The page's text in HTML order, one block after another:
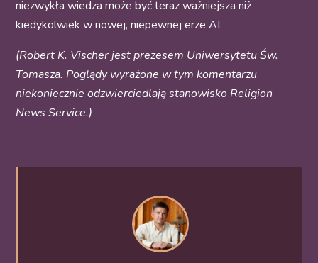
niezwykła wiedza może być teraz ważniejsza niż
kiedykolwiek w nowej, niepewnej erze AI.
(Robert K. Vischer jest prezesem Uniwersytetu Św.
Tomasza. Poglądy wyrażone w tym komentarzu
niekoniecznie odzwierciedlają stanowisko Religion
News Service.)